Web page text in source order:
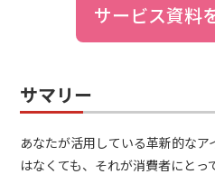
サービス資料
サマリー
あなたが活用している革新的な
はなくても、それが消費者にと